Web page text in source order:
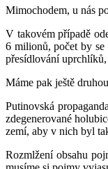
Mimochodem, u nás
V takovém případě
6 milionů, počet by se
přesídlování
Máme pak ještě
Putinovská
zdegenerované
zemí, aby v nich byl
Rozmlžení obsahu